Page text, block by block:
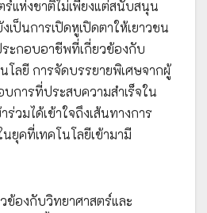
แห่งชาติไม่เพียงแต่สนับสนุน
เป็นการเปิดหูเปิดตาให้เยาวชน
ะกอบอาชีพที่เกี่ยวข้องกับ
โลยี การจัดบรรยายพิเศษจากผู้
การที่ประสบความสำเร็จใน
ร่วมได้เข้าใจถึงเส้นทางการ
ยุคที่เทคโนโลยีเข้ามามี
ข้องกับวิทยาศาสตร์และ